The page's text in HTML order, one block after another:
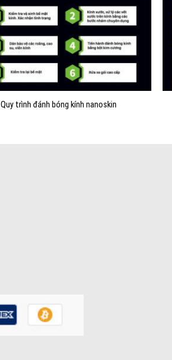
Quy trình đánh bóng kính nanoskin